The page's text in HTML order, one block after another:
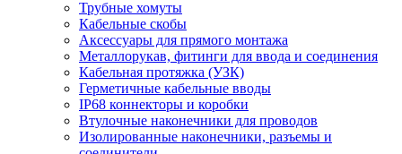
Трубные хомуты
Кабельные скобы
Аксессуары для прямого монтажа
Металлорукав, фитинги для ввода и соединения
Кабельная протяжка (УЗК)
Герметичные кабельные вводы
IP68 коннекторы и коробки
Втулочные наконечники для проводов
Изолированные наконечники, разъемы и